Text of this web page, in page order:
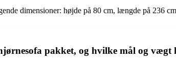
dimensioner: højde på 80 cm, længde på 236
pakket, og hvilke mål og vægt